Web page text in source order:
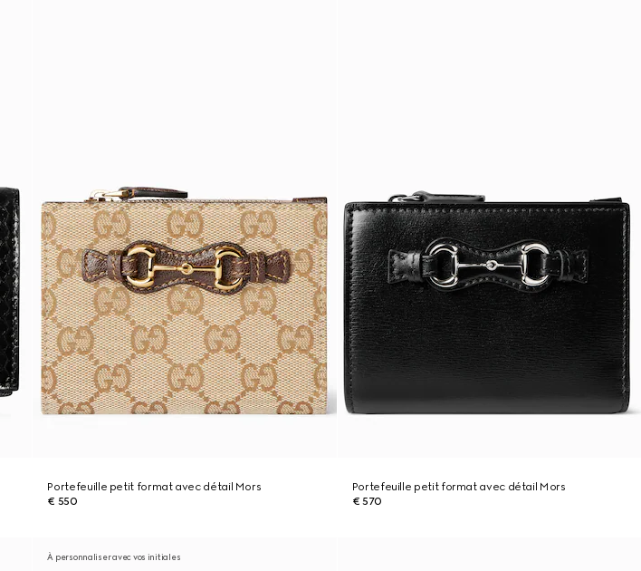
Portefeuille petit format avec détail Mors
€ 550
Portefeuille petit format avec détail Mors
€ 570
À personnaliser avec vos initiales